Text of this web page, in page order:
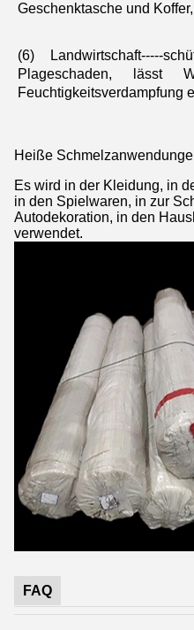
Geschenktasche und
(6) Landwirtschaft-----
Plageschaden, lässt
Feuchtigkeitsverdampfung
Heiße
Es wird in der Kleidung, in
in den Spielwaren, in zur
Autodekoration, in den
verwendet.
FAQ